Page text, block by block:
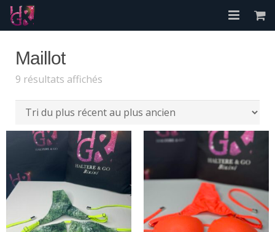
A propos
Les Bikinis
FAQ
Mon compte
Maillot
9 résultats affichés
plus
récent
au
plus
ancien